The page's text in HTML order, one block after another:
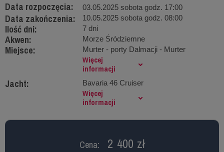
Data rozpoczęcia: 03.05.2025 sobota godz. 17:00
Data zakończenia: 10.05.2025 sobota godz. 08:00
Ilość dni: 7 dni
Akwen: Morze Śródziemne
Miejsce: Murter - porty Dalmacji - Murter
Więcej
informacji
Jacht: Bavaria 46 Cruiser
Więcej
informacji
Cena: 2 400 zł